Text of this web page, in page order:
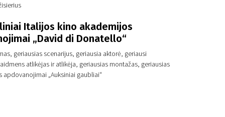
Italijos kino akademijos
„David di Donatello“
geriausias scenarijus, geriausia aktorė, geriausi
atlikėjas ir atlikėja, geriausias montažas, geriausias
apdovanojimai „Auksiniai gaubliai“